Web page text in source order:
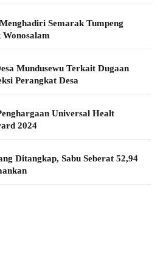
Semarak Tumpeng
Wonosalam
Mundusewu Terkait Dugaan
Perangkat Desa
Universal Healt
2024
Ditangkap, Sabu Seberat 52,94